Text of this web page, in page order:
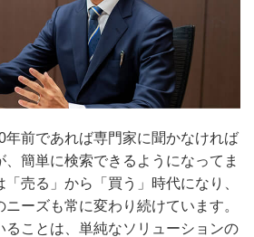
前であれば専門家に聞かなければ
簡単に検索できるようになってま
売る」から「買う」時代になり、
ーズも常に変わり続けています。
ることは、単純なソリューションの